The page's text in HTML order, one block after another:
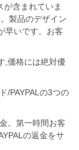
含まれていま
製品のデザイン
早いです。お客
,価格には絶対優
/PAYPALの3つの
。第一時間お客
の返金をサ